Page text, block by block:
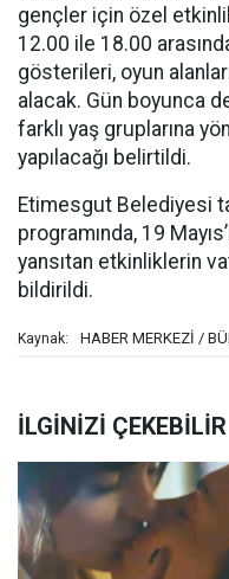
gençler için özel
12.00 ile 18.00
gösterileri, oyun
alacak. Gün boyunca
farklı yaş gruplarına
yapılacağı belirtildi.
Etimesgut Belediyesi
programında, 19
yansıtan etkinliklerin
bildirildi.
Kaynak: HABER MERKEZİ /